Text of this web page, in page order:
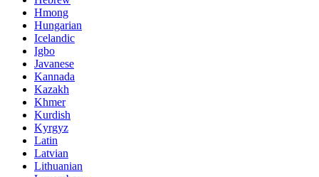
Hmong
Hungarian
Icelandic
Igbo
Javanese
Kannada
Kazakh
Khmer
Kurdish
Kyrgyz
Latin
Latvian
Lithuanian